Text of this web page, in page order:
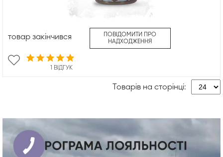
1 ВІДГУК
товар закінчився
ПОВІДОМИТИ ПРО
НАДХОДЖЕННЯ
Товарів на сторінці: